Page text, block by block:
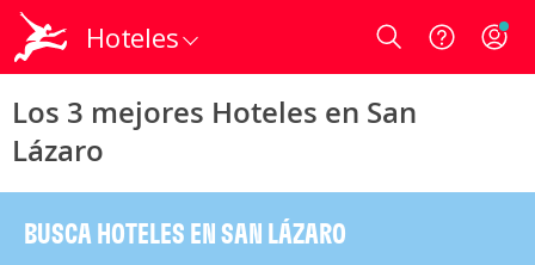
Hoteles Login
Los 3 mejores Hoteles en San
Lázaro
BUSCA HOTELES EN SAN LÁZARO